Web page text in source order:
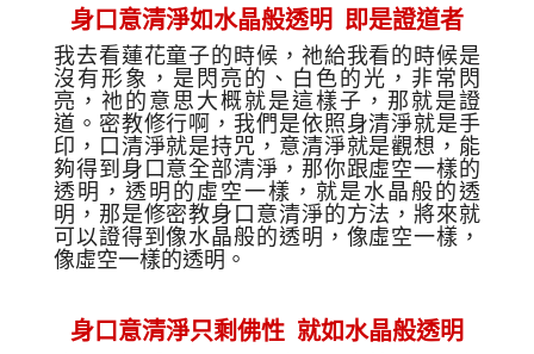
身口意清淨如水晶般透明 即是證道者
我去看蓮花童子的時候，祂給我看的時候是
沒有形象 ， 是閃亮 的 、白色的光 ，非常 閃
亮，祂 的意思大概就是這樣子，那就是證
道。 密教修行啊，我們是依照身清淨就是手
印 ，口 清淨就是持咒，意清淨就是觀想 ， 能
夠得到 身口意全部清淨 ，那你跟虛空一樣的
透明 ， 透明的虛空一樣， 就是水晶般的透
明，那是修密教身口意清淨的方法 ，將來就
可以證得到像水晶般的透明 ， 像虛空一樣 ，
像虛空一樣的透明 。
身口意清淨只剩佛性 就如水晶般透明